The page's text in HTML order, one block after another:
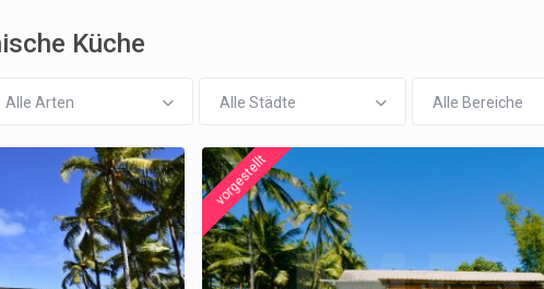
Küche
Alle Arten Alle Städte Alle Bereiche
vorgestellt